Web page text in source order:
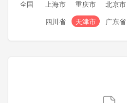
全国
上海市 重庆市 北京市
四川省
天津市 广东省
浙江省
安徽省 湖北省
河北省
黑龙江 内蒙古